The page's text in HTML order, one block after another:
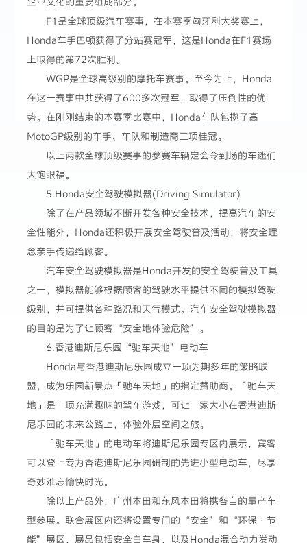
F1是全球顶级汽车赛事，在本赛季匈牙利大奖赛上，
Honda车手巴顿获得了分站赛冠军，这是Honda在F1赛场
上取得的第72次胜利。
WGP是全球高级别的摩托车赛事。至今为止，Honda
在这一赛事中共获得了600多次冠军，取得了压倒性的优
势。在刚刚结束的本赛季比赛中，Honda车队包揽了高
MotoGP级别的车手、车队和制造商三项桂冠。
以上两款全球顶级赛事的参赛车辆定会令到场的车迷们
大饱眼福。
5.Honda安全驾驶模拟器(Driving Simulator)
除了在产品领域不断开发各种安全技术，提高汽车的安
全性能外，Honda还积极开展安全驾驶普及活动，将安全理
念亲手传递给顾客。
汽车安全驾驶模拟器是Honda开发的安全驾驶普及工具
之一，模拟器能够根据顾客的驾驶水平提供不同的模拟驾驶
级别，并可提供各种路况和天气模式。汽车安全驾驶模拟器
的目的是为了让顾客“安全地体验危险”。
6.香港迪斯尼乐园“驰车天地”电动车
Honda与香港迪斯尼乐园成立一项为期多年的策略联
盟，成为乐园新景点「驰车天地」的指定赞助商。「驰车天
地」是一项充满趣味的驾车游戏，可让一家大小在香港迪斯
尼乐园的未来公路上，体验外层空间之旅。
「驰车天地」的电动车将迪斯尼乐园专区内展示，宾客
可以登上专为香港迪斯尼乐园研制的先进小型电动车，尽享
奇妙难忘愉快时光。
除以上产品外，广州本田和东风本田将携各自的量产车
型参展。联合展区内还将设置专门的“安全”和“环保·节
能”展区，展品包括安全白车身，以及Honda混合动力发动